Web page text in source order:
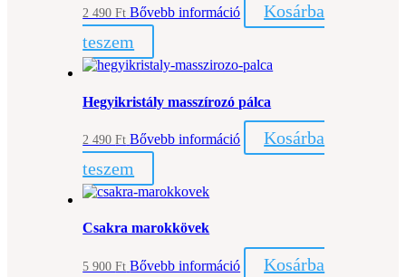
2 490Ft Bővebb információ
Kosárba
teszem
Hegyikristály masszírozó pálca
2 490Ft Bővebb információ
Kosárba
teszem
Csakra marokkövek
5 900Ft Bővebb információ
Kosárba